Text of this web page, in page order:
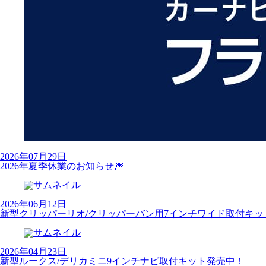
2026年07月29日
2026年夏季休業のお知らせ🎆
2026年06月12日
新型クリッパーリオ/クリッパーバン用7インチワイド取付キッ
2026年04月23日
新型ルークス/デリカミニ9インチナビ取付キット発売中！